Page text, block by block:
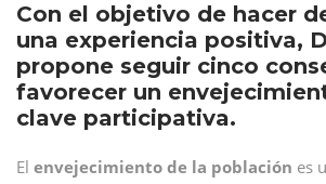
Con el objetivo de hacer
una experiencia positiva,
propone seguir cinco
favorecer un
clave participativa.
El envejecimiento de la población es